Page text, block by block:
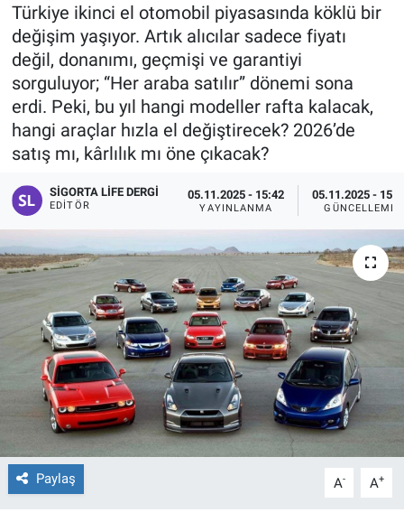
Türkiye ikinci el otomobil piyasasında köklü bir
değişim yaşıyor. Artık alıcılar sadece fiyatı
değil, donanımı, geçmişi ve garantiyi
sorguluyor; “Her araba satılır” dönemi sona
erdi. Peki, bu yıl hangi modeller rafta kalacak,
hangi araçlar hızla el değiştirecek? 2026’de
satış mı, kârlılık mı öne çıkacak?
SIGORTA LIFE DERGI
EDITÖR
05.11.2025 - 15:42
YAYINLANMA
05.11.2025 -
GÜNCELLEME
Paylaş A- A+
Süper Lig Puan Durumu ve Fikstür
Tüm Manşetler
Son Dakika Haberleri
Haber Arşivi